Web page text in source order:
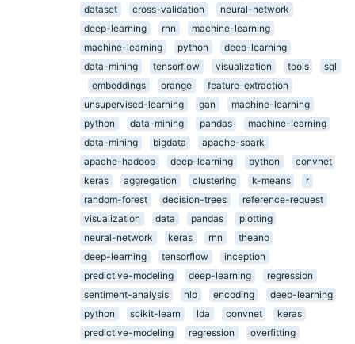
dataset
cross-validation
neural-network
deep-learning
rnn
machine-learning
machine-learning
python
deep-learning
data-mining
tensorflow visualization tools
sql
embeddings
orange
feature-extraction
unsupervised-learning
gan
machine-learning
python
data-mining pandas
machine-learning
data-mining
bigdata
apache-spark
apache-hadoop
deep-learning python
convnet
keras
aggregation clustering k-means
r
random-forest
decision-trees
reference-request
visualization
data pandas
plotting
neural-network
keras rnn
theano
deep-learning
tensorflow
inception
predictive-modeling
deep-learning
regression
sentiment-analysis
nlp encoding
deep-learning
python
scikit-learn lda convnet
keras
predictive-modeling
regression
overfitting